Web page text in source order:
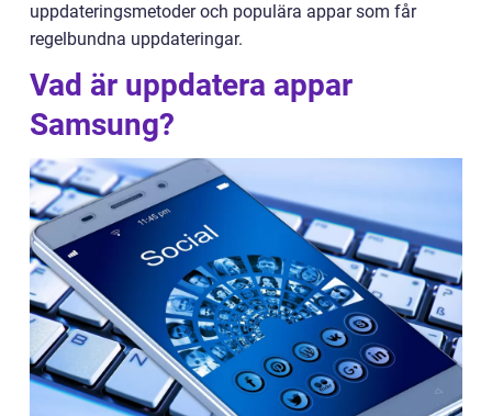
uppdateringsmetoder och populära appar som får
regelbundna uppdateringar.
Vad är uppdatera appar
Samsung?